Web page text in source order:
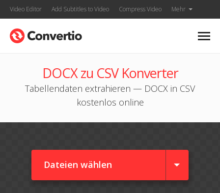
Video Editor Add Subtitles to Video Compress Video Mehr
DOCX zu CSV Konverter
Tabellendaten extrahieren — DOCX in CSV
kostenlos online
Dateien wählen